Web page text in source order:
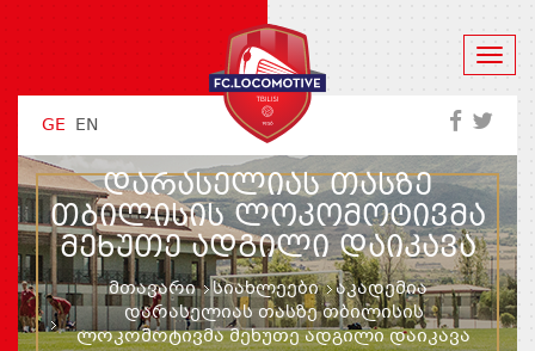
GE EN
ᲓᲐᲠᲐᲡᲔᲚᲘᲐᲡ ᲗᲐᲡᲖᲔ
ᲗᲑᲘᲚᲘᲡᲘᲡ ᲚᲝᲙᲝᲛᲝᲢᲘᲕᲛᲐ
ᲛᲔᲮᲣᲗᲔ ᲐᲓᲒᲘᲚᲘ ᲓᲐᲘᲙᲐᲕᲐ
მთავარი სიახლეები
აკადემია
დარასელიას თასზე თბილისის
ლოკომოტივმა მეხუთე ადგილი დაიკავა